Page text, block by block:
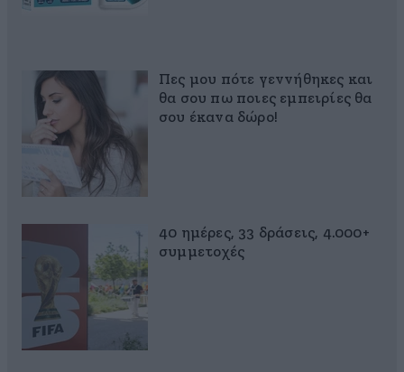
Πες μου πότε γεννήθηκες και
θα σου πω ποιες εμπειρίες θα
σου έκανα δώρο!
40 ημέρες, 33 δράσεις, 4.000+
συμμετοχές